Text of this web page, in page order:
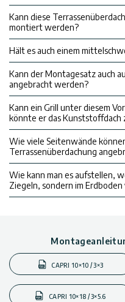
Kann diese
montiert werden?
Hält es auch einem
Kann der Montagesatz auch
angebracht werden?
Kann ein Grill unter diesem
könnte er das Kunststoffdach
Wie viele Seitenwände
Terrassenüberdachung
Wie kann man es aufstellen,
Ziegeln, sondern im
CAPRI 10×10 / 3×3
CAPRI 10×18 / 3×5.6